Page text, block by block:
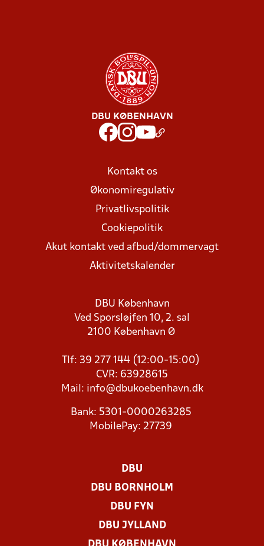
DBU KØBENHAVN
Kontakt os
Økonomiregulativ
Privatlivspolitik
Cookiepolitik
Akut kontakt ved afbud/dommervagt
Aktivitetskalender
DBU København
Ved Sporsløjfen 10, 2. sal
2100 København Ø
Tlf: 39 277 144 (12:00-15:00)
CVR: 63928615
Mail: info@dbukoebenhavn.dk
Bank: 5301-0000263285
MobilePay: 27739
DBU
DBU BORNHOLM
DBU FYN
DBU JYLLAND